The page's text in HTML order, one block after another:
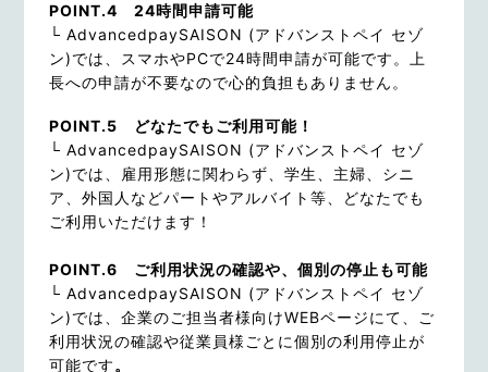
POINT.4 24時間申請可能
└ AdvancedpaySAISON (アドバンストペイ セゾ
ン)では、スマホやPCで24時間申請が可能です。上
長への申請が不要なので心的負担もありません。
POINT.5 どなたでもご利用可能！
└ AdvancedpaySAISON (アドバンストペイ セゾ
ン)では、雇用形態に関わらず、学生、主婦、シニ
ア、外国人などパートやアルバイト等、どなたでも
ご利用いただけます！
POINT.6 ご利用状況の確認や、個別の停止も可能
└ AdvancedpaySAISON (アドバンストペイ セゾ
ン)では、企業のご担当者様向けWEBページにて、ご
利用状況の確認や従業員様ごとに個別の利用停止が
可能です。